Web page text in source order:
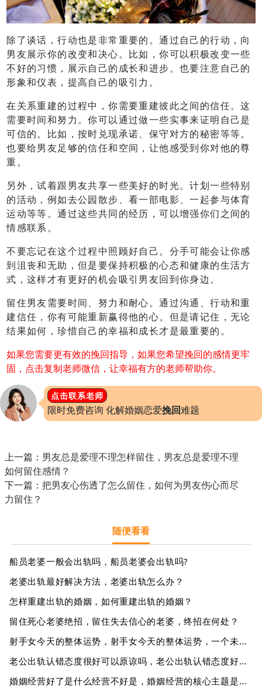
除了谈话，行动也是非常重要的。通过自己的行动，向
男友展示你的改变和决心。比如，你可以积极改变一些
不好的习惯，展示自己的成长和进步。也要注意自己的
形象和仪表，提高自己的吸引力。
在关系重建的过程中，你需要重建彼此之间的信任。这
需要时间和努力。你可以通过做一些实事来证明自己是
可信的。比如，按时兑现承诺、保守对方的秘密等等。
也要给男友足够的信任和空间，让他感受到你对他的尊
重。
另外，试着跟男友共享一些美好的时光。计划一些特别
的活动，例如去公园散步、看一部电影、一起参与体育
运动等等。通过这些共同的经历，可以增强你们之间的
情感联系。
不要忘记在这个过程中照顾好自己。分手可能会让你感
到沮丧和无助，但是要保持积极的心态和健康的生活方
式，这样才有更好的机会吸引男友回到你身边。
留住男友需要时间、努力和耐心。通过沟通、行动和重
建信任，你有可能重新赢得他的心。但是请记住，无论
结果如何，珍惜自己的幸福和成长才是最重要的。
如果您需要更有效的挽回指导，如果您希望挽回的感情更牢
固，点击复制老师微信，让幸福有方的老师帮助你。
点击联系老师
限时免费咨询 化解婚姻恋爱挽回难题
上一篇： 男友总是爱理不理怎样留住，男友总是爱理不理
如何留住感情？
下一篇： 把男友心伤透了怎么留住，如何为男友伤心而尽
力留住？
随便看看
船员老婆一般会出轨吗，船员老婆会出轨吗?
老婆出轨最好解决方法，老婆出轨怎么办？
怎样重建出轨的婚姻，如何重建出轨的婚姻？
留住死心老婆绝招，留住失去信心的老婆，终招在何处？
射手女今天的整体运势，射手女今天的整体运势，一个未知的走势?
老公出轨认错态度很好可以原谅吗，老公出轨认错态度好，可以原谅吗？
婚姻经营好了是什么经营不好是，婚姻经营的核心主题是什么？